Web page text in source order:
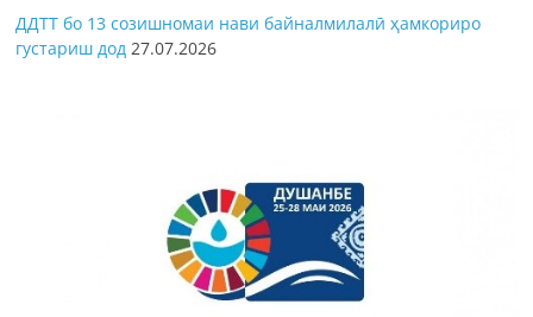
ДДТТ бо 13 созишномаи нави байналмилалӣ ҳамкориро
густариш дод 27.07.2026